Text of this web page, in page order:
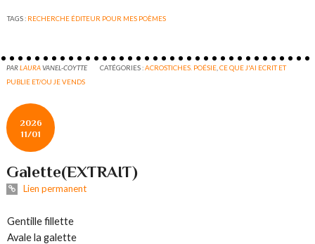
TAGS : RECHERCHE ÉDITEUR POUR MES POÈMES
PARLAURAVANEL-COYTTE CATÉGORIES :ACROSTICHES. POÉSIE ,CE QUE J'AI ECRIT ET
PUBLIE ET/OU JE VENDS
2026
11/01
Galette(EXTRAIT)
Lien permanent
Gentille fillette
Avale la galette